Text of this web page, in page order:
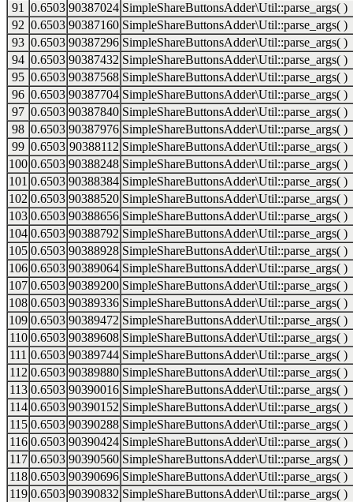
91
0.6503 90387024 SimpleShareButtonsAdder\Util::parse_args( )
92 0.6503 90387160 SimpleShareButtonsAdder\Util::parse_args( )
93 0.6503 90387296 SimpleShareButtonsAdder\Util::parse_args( )
94 0.6503 90387432 SimpleShareButtonsAdder\Util::parse_args( )
95 0.6503 90387568 SimpleShareButtonsAdder\Util::parse_args( )
96 0.6503 90387704 SimpleShareButtonsAdder\Util::parse_args( )
97 0.6503 90387840 SimpleShareButtonsAdder\Util::parse_args( )
98 0.6503 90387976 SimpleShareButtonsAdder\Util::parse_args( )
99 0.6503 90388112 SimpleShareButtonsAdder\Util::parse_args( )
100 0.6503 90388248 SimpleShareButtonsAdder\Util::parse_args( )
101 0.6503 90388384 SimpleShareButtonsAdder\Util::parse_args( )
102 0.6503 90388520 SimpleShareButtonsAdder\Util::parse_args( )
103 0.6503 90388656 SimpleShareButtonsAdder\Util::parse_args( )
104 0.6503 90388792 SimpleShareButtonsAdder\Util::parse_args( )
105 0.6503 90388928 SimpleShareButtonsAdder\Util::parse_args( )
106 0.6503 90389064 SimpleShareButtonsAdder\Util::parse_args( )
107 0.6503 90389200 SimpleShareButtonsAdder\Util::parse_args( )
108 0.6503 90389336 SimpleShareButtonsAdder\Util::parse_args( )
109 0.6503 90389472 SimpleShareButtonsAdder\Util::parse_args( )
110 0.6503 90389608 SimpleShareButtonsAdder\Util::parse_args( )
111 0.6503 90389744 SimpleShareButtonsAdder\Util::parse_args( )
112 0.6503 90389880 SimpleShareButtonsAdder\Util::parse_args( )
113 0.6503 90390016 SimpleShareButtonsAdder\Util::parse_args( )
114 0.6503 90390152 SimpleShareButtonsAdder\Util::parse_args( )
115 0.6503 90390288 SimpleShareButtonsAdder\Util::parse_args( )
116 0.6503 90390424 SimpleShareButtonsAdder\Util::parse_args( )
117 0.6503 90390560 SimpleShareButtonsAdder\Util::parse_args( )
118 0.6503 90390696 SimpleShareButtonsAdder\Util::parse_args( )
119 0.6503 90390832 SimpleShareButtonsAdder\Util::parse_args( )